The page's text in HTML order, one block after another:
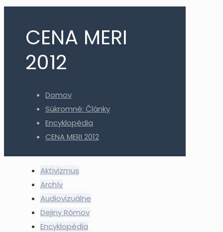
CENA MERI
2012
Domov
Súkromné: Články
Encyklopédia
CENA MERI 2012
Aktivizmus
Archív
Audiovizuálne
Dejiny Rómov
Encyklopédia